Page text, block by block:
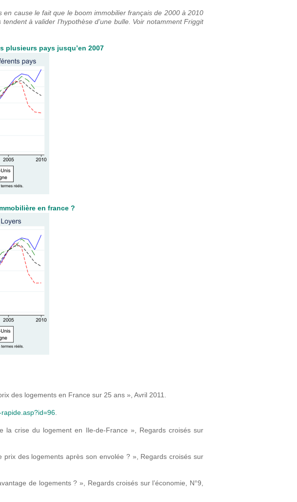
cause le fait que le boom immobilier français de 2000 à 2010
à valider l’hypothèse d’une bulle. Voir notamment Friggit
plusieurs pays jusqu’en 2007
en france ?
des logements en France sur 25 ans », Avril 2011.
.
la crise du logement en Ile-de-France », Regards croisés sur
des logements après son envolée ? », Regards croisés sur
de logements ? », Regards croisés sur l’économie, N°9,